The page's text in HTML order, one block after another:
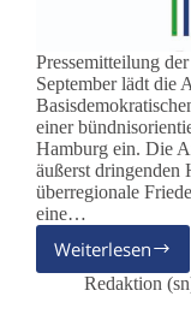
Pressemitteilung
September lädt die
einer
Hamburg ein. Die
äußerst dringenden
überregionale
eine…
Weiterlesen
der
Redaktion